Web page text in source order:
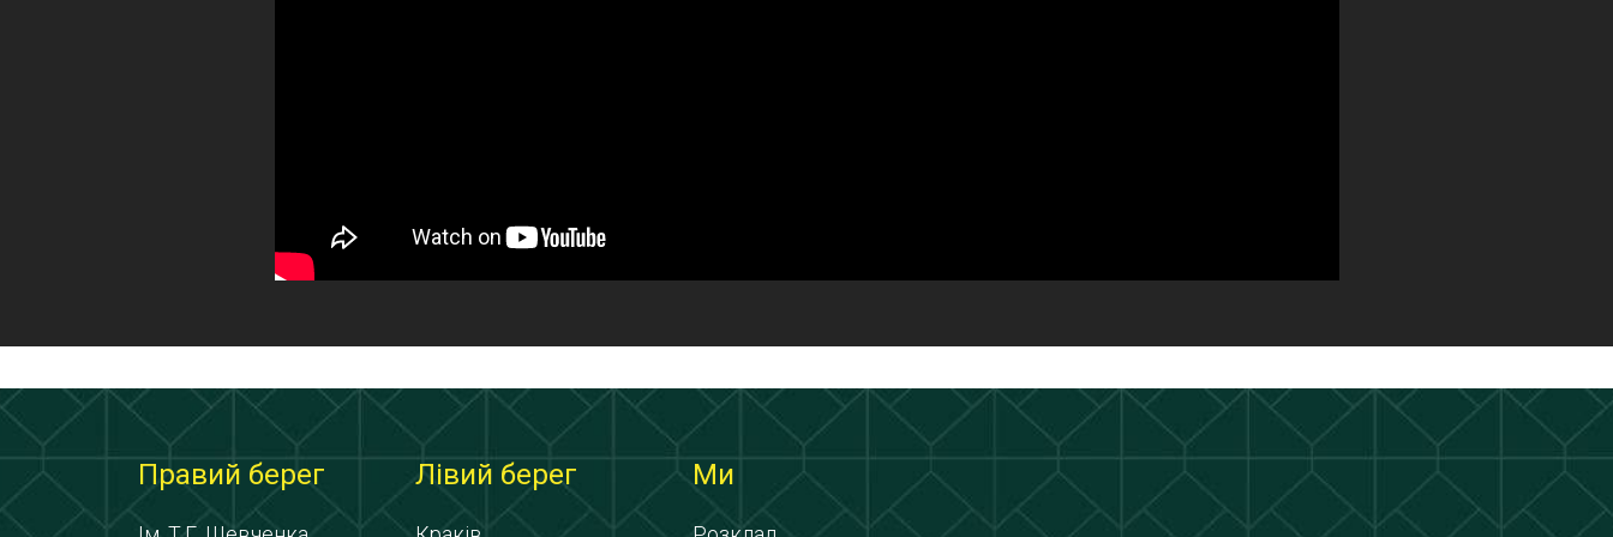
Правий берег Лівий берег Ми